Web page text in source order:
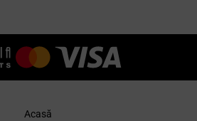
Acasă